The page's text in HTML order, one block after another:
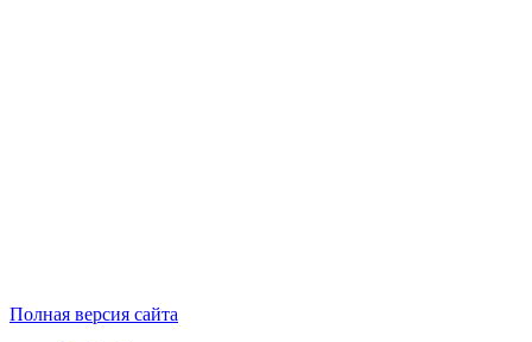
Полная версия сайта